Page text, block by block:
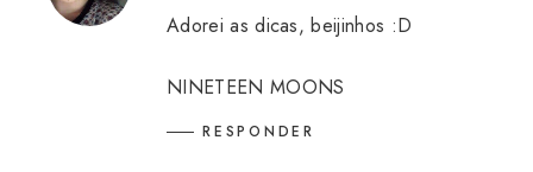
Adorei as dicas, beijinhos :D
NINETEEN MOONS
RESPONDER